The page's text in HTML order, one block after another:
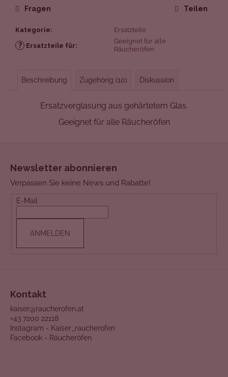
Kategorie: Ersatzteile
? Ersatzteile für:
Geeignet für alle
Räucheröfen
Fragen Teilen
Beschreibung Zugehörig (10) Diskussion
Ersatzverglasung aus gehärtetem Glas.
Geeignet für alle Räucheröfen
Newsletter abonnieren
Verpassen Sie keine News und Rabatte!
E-Mail
ANMELDEN
Kontakt
kaiser@raucherofen.at
+43 7200 22118
Instagram - Kaiser_raucherofen
Facebook - Räucheröfen